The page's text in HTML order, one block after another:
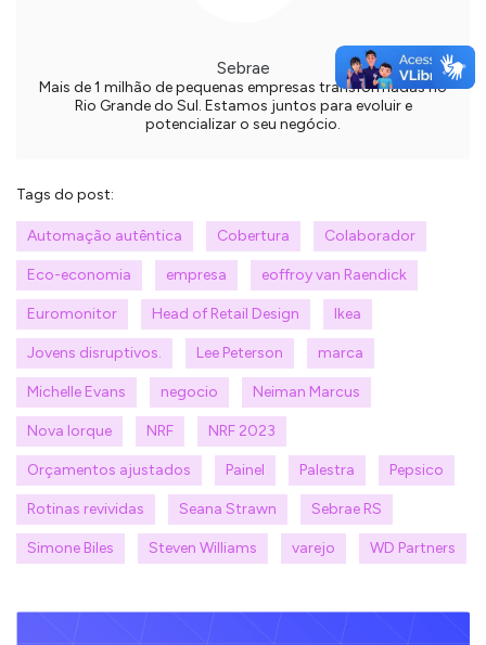
Sebrae
Mais de 1 milhão de pequenas empresas transformadas no
Rio Grande do Sul. Estamos juntos para evoluir e
potencializar o seu negócio.
Tags do post:
Automação autêntica Cobertura Colaborador
Eco-economia empresa eoffroy van Raendick
Euromonitor Head of Retail Design Ikea
Jovens disruptivos. Lee Peterson marca
Michelle Evans negocio Neiman Marcus
Nova Iorque NRF NRF 2023
Orçamentos ajustados Painel Palestra Pepsico
Rotinas revividas Seana Strawn Sebrae RS
Simone Biles Steven Williams varejo WD Partners